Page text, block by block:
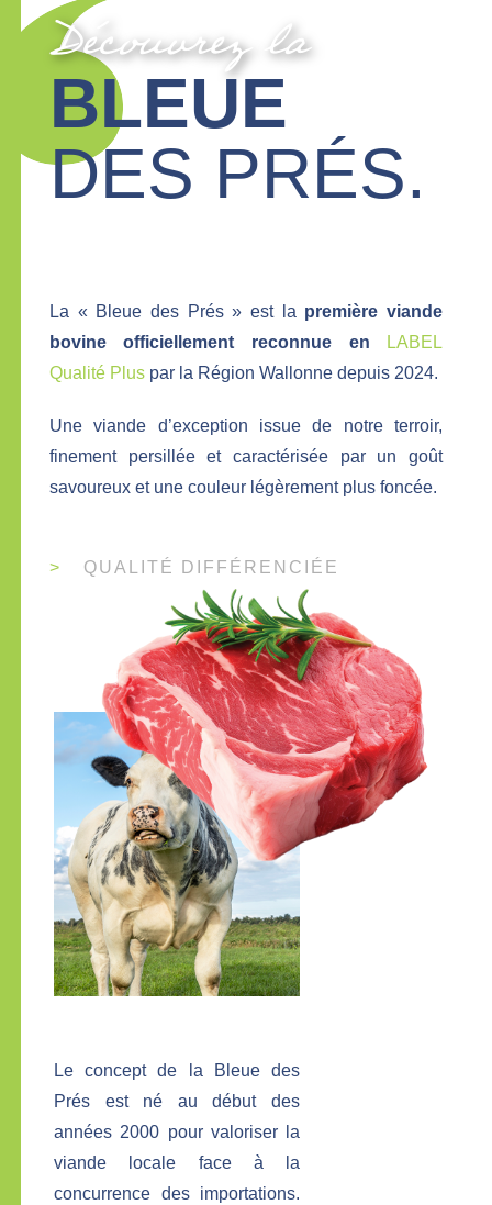
Découvrez la
BLEUE
DES PRÉS.
La « Bleue des Prés » est la première viande
bovine officiellement reconnue en
LABEL
Qualité Pluspar la Région Wallonne depuis 2024.
Une viande d’exception issue de notre terroir,
finement persillée et caractérisée par un goût
savoureux et une couleur légèrement plus foncée.
QUALITÉ DIFFÉRENCIÉE
Le concept de la Bleue des
Prés est né au début des
années 2000 pour valoriser la
viande locale face à la
concurrence des importations.